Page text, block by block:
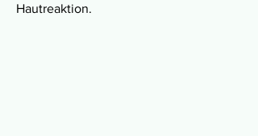
Hautreaktion.